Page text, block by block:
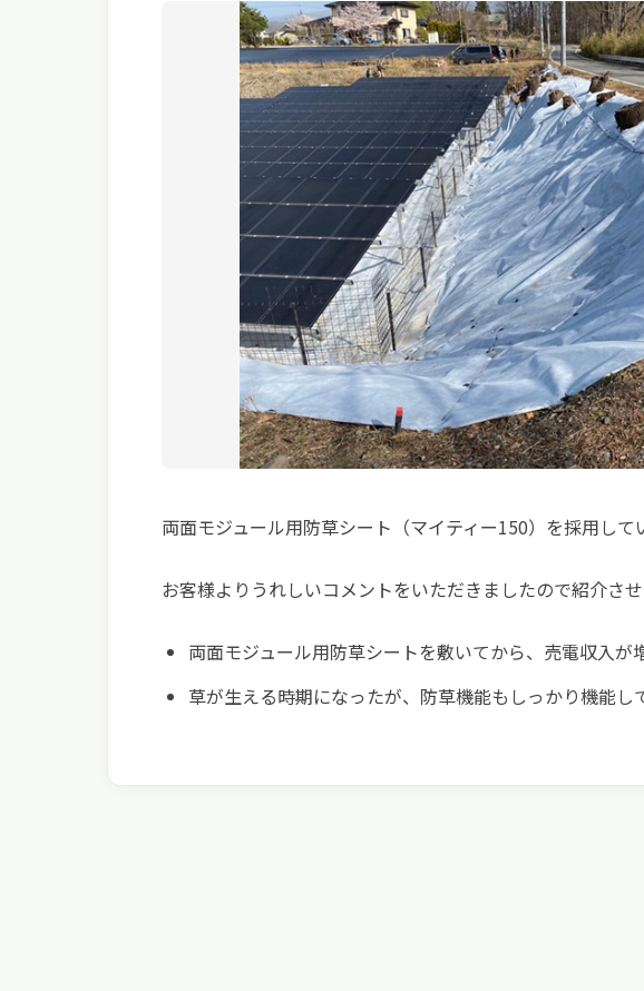
両面モジュール用防草シート（マイティー150）を採用して
お客様よりうれしいコメントをいただきましたので紹介させ
両面モジュール用防草シートを敷いてから、売電収入が
草が生える時期になったが、防草機能もしっかり機能し